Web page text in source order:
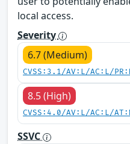
local access.
Severity
6.7 (Medium)
CVSS:3.1/AV:L/AC:L/
8.5 (High)
CVSS:4.0/AV:L/AC:L/
SSVC